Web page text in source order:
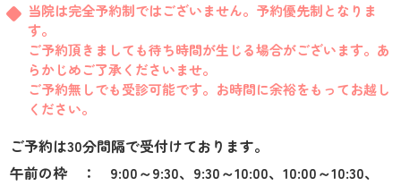
当院は完全予約制ではございません。予約優先制となりま
す。
ご予約頂きましても待ち時間が生じる場合がございます。あ
らかじめご了承くださいませ。
ご予約無しでも受診可能です。お時間に余裕をもってお越し
ください。
ご予約は30分間隔で受付けております。
午前の枠 ： 9:00～9:30、9:30～10:00、10:00～10:30、